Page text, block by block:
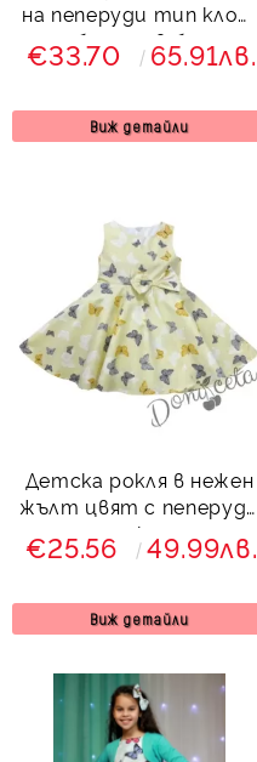
на пеперуди тип клош
с болеро в бяло
Вилина
€33.70 65.91лв.
Виж детайли
Детска рокля в нежен
жълт цвят с пеперуди
тип клош
€25.56 49.99лв.
Виж детайли